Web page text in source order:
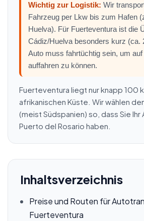
Wichtig zur Logistik: Wir
Fahrzeug per Lkw bis zum Hafen
Huelva). Für Fuerteventura ist die
Cádiz/Huelva besonders kurz (ca.
Auto muss fahrtüchtig sein, um
auffahren zu können.
Fuerteventura liegt nur knapp 100
afrikanischen Küste. Wir wählen
(meist Südspanien) so, dass Sie Ihr
Puerto del Rosario haben.
Inhaltsverzeichnis
Preise und Routen für
Fuerteventura